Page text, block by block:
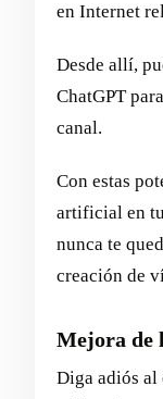
en Internet
Desde allí,
ChatGPT
canal.
Con estas
artificial en
nunca te
creación de
Mejora de
Diga adiós al